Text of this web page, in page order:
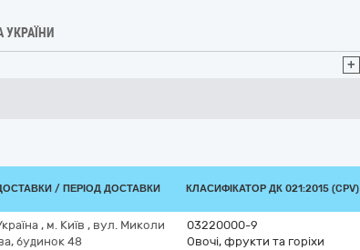
+
/ ПЕРІОД ДОСТАВКИ КЛАСИФІКАТОР ДК 021:2015 (CPV)
, м. Київ , вул. Миколи
будинок 48
03220000-9
Овочі, фрукти та горіхи